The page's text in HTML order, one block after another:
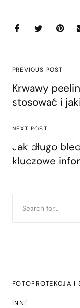
PREVIOUS POST
Krwawy
stosować i
NEXT POST
Jak długo
kluczowe
FOTOPROTEKCJA I
INNE